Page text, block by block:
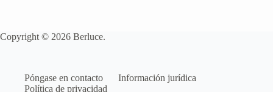
Copyright © 2026 Berluce.
Póngase en contacto
Información jurídica
Política de privacidad